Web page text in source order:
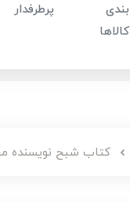
بندی
کالاها
پرطرفدار
کتاب شبح نویسنده